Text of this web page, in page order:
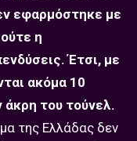
εφαρμόστηκε με
η
Έτσι, με
ακόμα 10
άκρη του τούνελ.
της Ελλάδας δεν